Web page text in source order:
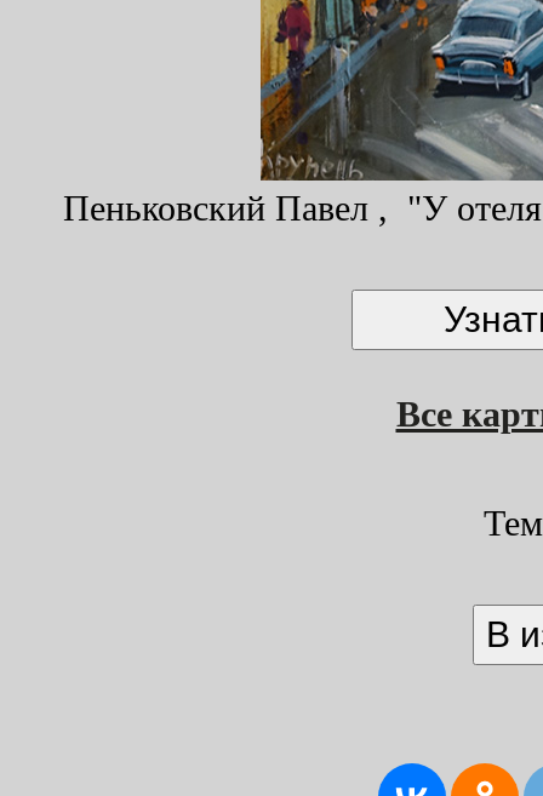
Пеньковский Павел , "У
Все